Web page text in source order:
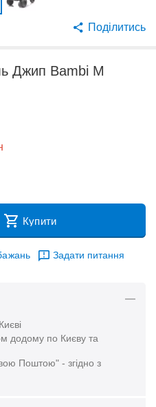
Поділитись
Джип Bambi M
Купити
Задати питання
додому по Києву та
Поштою" - згідно з